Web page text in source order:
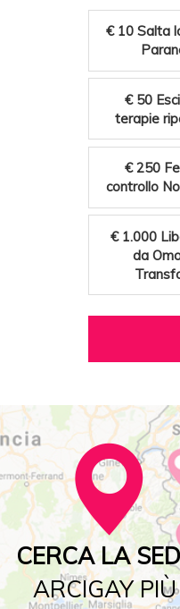
€ 10 Salta
€ 50
terapie
€ 250
controllo
€ 1.000
da
CERCA LA
ARCIGAY PIÙ